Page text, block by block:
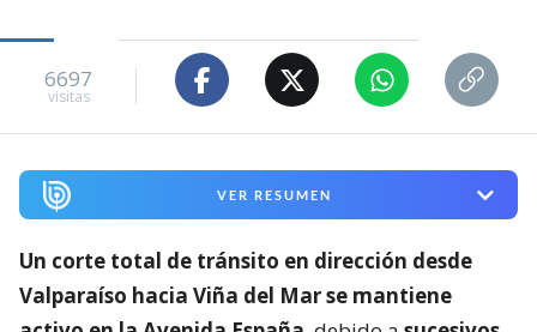
6697
visitas
VER RESUMEN
Un corte total de tránsito en dirección desde
Valparaíso hacia Viña del Mar se mantiene